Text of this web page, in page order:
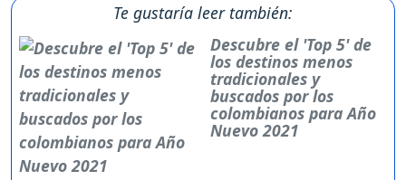
Te gustaría leer también:
Descubre el 'Top 5' de
los destinos menos
tradicionales y
buscados por los
colombianos para Año
Nuevo 2021